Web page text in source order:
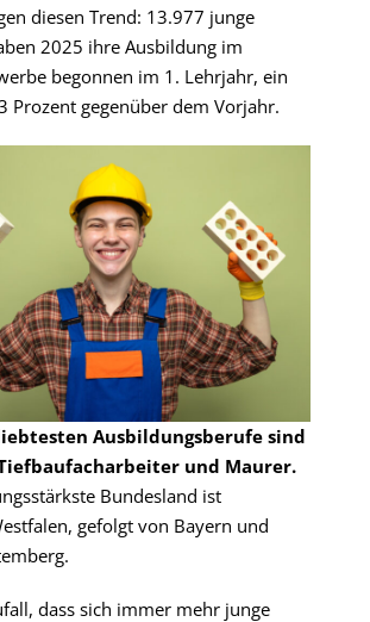
diesen Trend: 13.977 junge
2025 ihre Ausbildung im
begonnen im 1. Lehrjahr, ein
Prozent gegenüber dem Vorjahr.
Ausbildungsberufe sind
und Maurer.
Bundesland ist
gefolgt von Bayern und
dass sich immer mehr junge